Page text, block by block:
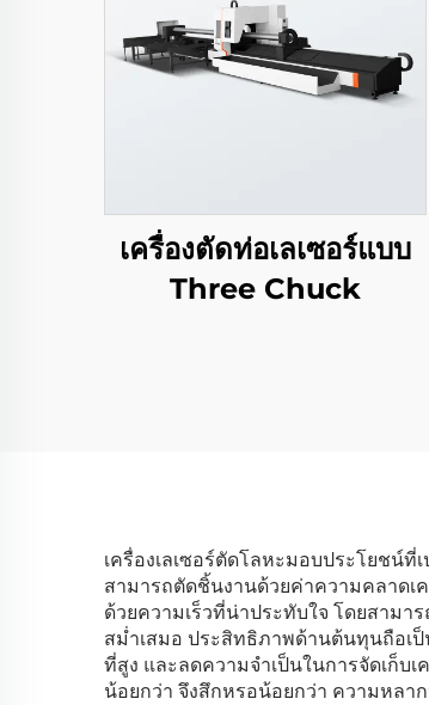
เครื่องตัดท่อเลเซอร์แบบ
Three Chuck
เครื่องเลเซอร์ตัดโลหะมอบประโยชน์
สามารถตัดชิ้นงานด้วยค่าความคลาดเค
ด้วยความเร็วที่น่าประทับใจ โดยสาม
สม่ำเสมอ ประสิทธิภาพด้านต้นทุนถือเป็
ที่สูง และลดความจำเป็นในการจัดเก็บ
น้อยกว่า จึงสึกหรอน้อยกว่า ความหลา